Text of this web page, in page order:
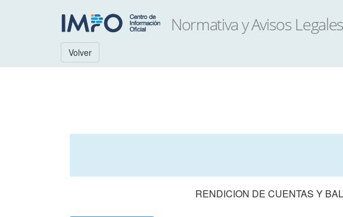
Volver
RENDICION DE CUENTAS Y